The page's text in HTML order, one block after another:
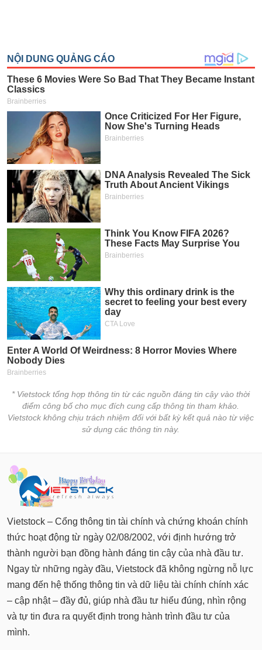
* Vietstock tổng hợp thông tin từ các nguồn đáng tin cậy vào thời
điểm công bố cho mục đích cung cấp thông tin tham khảo.
Vietstock không chịu trách nhiệm đối với bất kỳ kết quả nào từ việc
sử dụng các thông tin này.
Vietstock – Cổng thông tin tài chính và chứng khoán chính
thức hoạt động từ ngày 02/08/2002, với định hướng trở
thành người bạn đồng hành đáng tin cậy của nhà đầu tư.
Ngay từ những ngày đầu, Vietstock đã không ngừng nỗ lực
mang đến hệ thống thông tin và dữ liệu tài chính chính xác
– cập nhật – đầy đủ, giúp nhà đầu tư hiểu đúng, nhìn rộng
và tự tin đưa ra quyết định trong hành trình đầu tư của
mình.
Dịch
vụ
(-)
Sách
tài
Công
cụ
đầu
tư
Truyền
chính
Dữ
liệu
chính